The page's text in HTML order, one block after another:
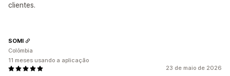
clientes.
23 de maio de 2026
SOMI
Colômbia
11 meses usando a aplicação